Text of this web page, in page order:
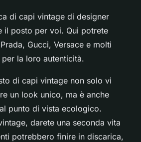
di capi vintage di designer
il posto per voi. Qui potrete
Gucci, Versace e molti
la loro autenticità.
di capi vintage non solo vi
un look unico, ma è anche
punto di vista ecologico.
darete una seconda vita
potrebbero finire in discarica,